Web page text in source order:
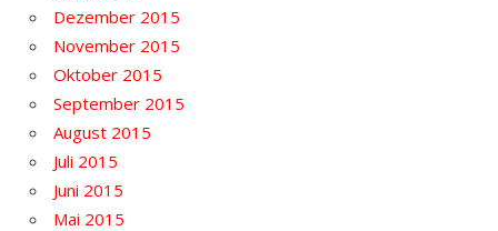
Dezember 2015
November 2015
Oktober 2015
September 2015
August 2015
Juli 2015
Juni 2015
Mai 2015